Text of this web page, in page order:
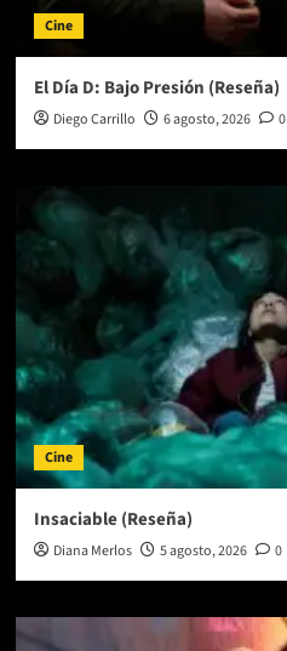
Cine
El Día D: Bajo Presión (Reseña)
Diego Carrillo 6 agosto, 2026 0
Cine
Insaciable (Reseña)
Diana Merlos 5 agosto, 2026 0